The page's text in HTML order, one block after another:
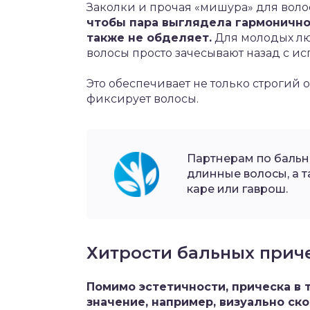
Заколки и прочая «мишура» для
чтобы пара выглядела
также не обделяет. Для молодых
волосы просто зачесывают назад с
Это обеспечивает не только
фиксирует волосы.
Партнерам по
длинные волосы, а
каре или гаврош.
Хитрости бальных
Помимо эстетичности, прическа
значение, например, визуально